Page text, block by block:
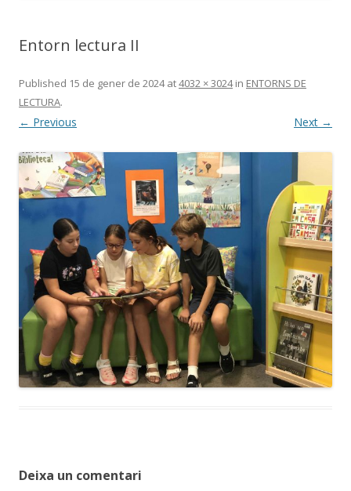
Entorn lectura II
Published 15 de gener de 2024at4032 × 3024in ENTORNS DE
LECTURA.
← Previous Next →
Deixa un comentari